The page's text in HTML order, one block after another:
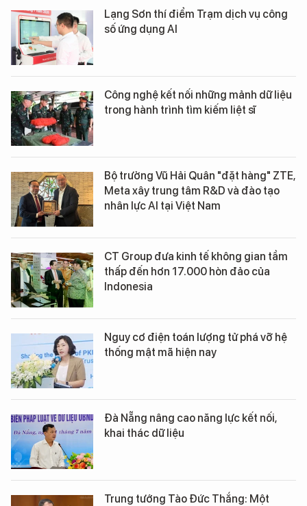
Lạng Sơn thí điểm Trạm dịch vụ công
số ứng dụng AI
Công nghệ kết nối những mảnh dữ liệu
trong hành trình tìm kiếm liệt sĩ
Bộ trưởng Vũ Hải Quân "đặt hàng" ZTE,
Meta xây trung tâm R&D và đào tạo
nhân lực AI tại Việt Nam
CT Group đưa kinh tế không gian tầm
thấp đến hơn 17.000 hòn đảo của
Indonesia
Nguy cơ điện toán lượng tử phá vỡ hệ
thống mật mã hiện nay
Đà Nẵng nâng cao năng lực kết nối,
khai thác dữ liệu
Trung tướng Tào Đức Thắng: Một